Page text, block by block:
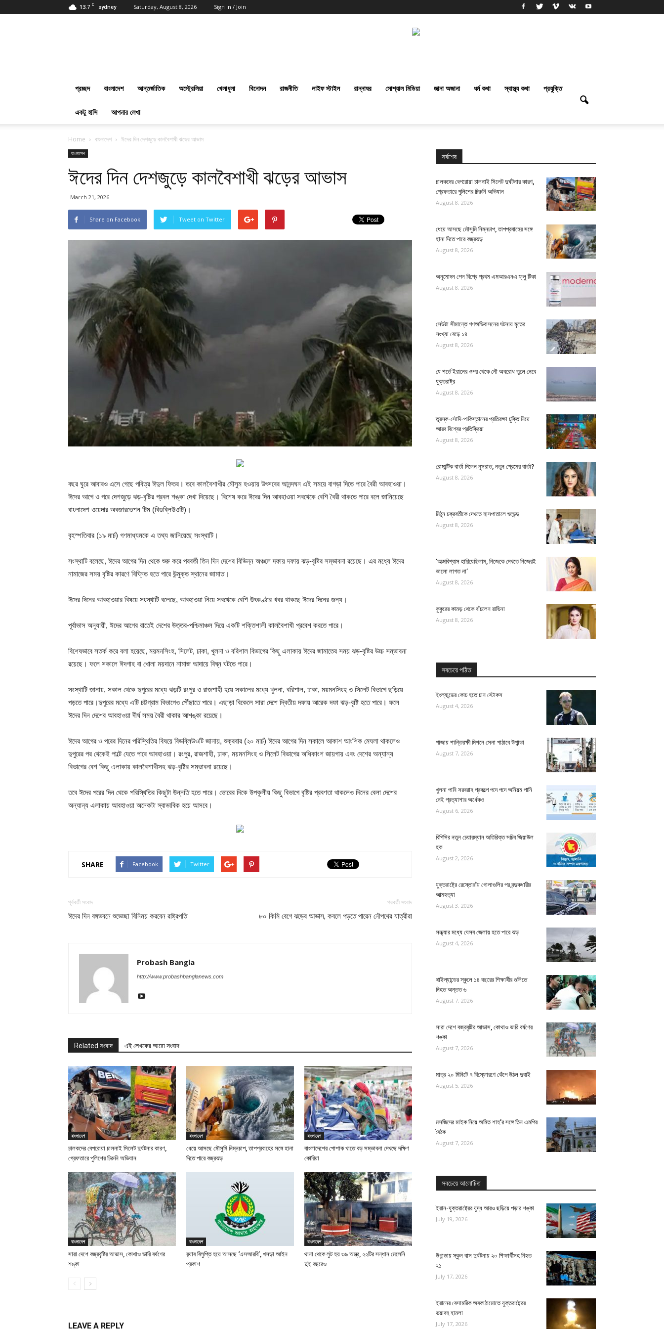
13.7 C sydney Saturday, August 8, 2026 Sign in / Join
Bangla
প্রচ্ছদ বাংলাদেশ আন্তর্জাতিক অস্ট্রেলিয়া খেলাধুলা বিনোদন রাজনীতি লাইফ স্টাইল রান্নাঘর সোশ্যাল মিডিয়া জানা অজানা ধর্ম কথা স্বাস্থ্য কথা প্রযুক্তি
একটু হাসি আপনার লেখা
Home বাংলাদেশ ঈদের দিন দেশজুড়ে কালবৈশাখী ঝড়ের আভাস
বাংলাদেশ
ঈদের দিন দেশজুড়ে কালবৈশাখী ঝড়ের আভাস
March 21, 2026
Share on Facebook Tweet on Twitter
বছর ঘুরে আবারও এসে গেছে পবিত্র ঈদুল ফিতর। তবে কালবৈশাখীর মৌসুম হওয়ায় উৎসবের আনন্দঘন এই সময়ে বাগড়া দিতে পারে বৈরী আবহাওয়া।
ঈদের আগে ও পরে দেশজুড়ে ঝড়-বৃষ্টির প্রবল শঙ্কা দেখা দিয়েছে। বিশেষ করে ঈদের দিন আবহাওয়া সবথেকে বেশি বৈরী থাকতে পারে বলে জানিয়েছে
বাংলাদেশ ওয়েদার অবজারভেশন টিম (বিডব্লিউওটি)।
বৃহস্পতিবার (১৯ মার্চ) গণমাধ্যমকে এ তথ্য জানিয়েছে সংস্থাটি।
সংস্থাটি বলেছে, ঈদের আগের দিন থেকে শুরু করে পরবর্তী তিন দিন দেশের বিভিন্ন অঞ্চলে দফায় দফায় ঝড়-বৃষ্টির সম্ভাবনা রয়েছে। এর মধ্যে ঈদের
নামাজের সময় বৃষ্টির কারণে বিঘ্নিত হতে পারে উন্মুক্ত স্থানের জামাত।
ঈদের দিনের আবহাওয়ার বিষয়ে সংস্থাটি বলেছে, আবহাওয়া নিয়ে সবথেকে বেশি উৎকণ্ঠার খবর থাকছে ঈদের দিনের জন্য।
পূর্বাভাস অনুযায়ী, ঈদের আগের রাতেই দেশের উত্তর-পশ্চিমাঞ্চল দিয়ে একটি শক্তিশালী কালবৈশাখী প্রবেশ করতে পারে।
বিশেষভাবে সতর্ক করে বলা হয়েছে, ময়মনসিংহ, সিলেট, ঢাকা, খুলনা ও বরিশাল বিভাগের কিছু এলাকায় ঈদের জামাতের সময় ঝড়-বৃষ্টির উচ্চ সম্ভাবনা
রয়েছে। ফলে সকালে ঈদগাহ বা খোলা ময়দানে নামাজ আদায়ে বিঘ্ন ঘটতে পারে।
সংস্থাটি জানায়, সকাল থেকে দুপুরের মধ্যে ঝড়টি রংপুর ও রাজশাহী হয়ে সকালের মধ্যে খুলনা, বরিশাল, ঢাকা, ময়মনসিংহ ও সিলেট বিভাগে ছড়িয়ে
পড়তে পারে।দুপুরের মধ্যে এটি চট্টগ্রাম বিভাগেও পৌঁছাতে পারে। এছাড়া বিকেলে সারা দেশে দ্বিতীয় দফায় আরেক দফা ঝড়-বৃষ্টি হতে পারে। ফলে
ঈদের দিন দেশের আবহাওয়া দীর্ঘ সময় বৈরী থাকার আশঙ্কা রয়েছে।
ঈদের আগের ও পরের দিনের পরিস্থিতির বিষয়ে বিডব্লিউওটি জানায়, শুক্রবার (২০ মার্চ) ঈদের আগের দিন সকালে আকাশ আংশিক মেঘলা থাকলেও
দুপুরের পর থেকেই পাল্টে যেতে পারে আবহাওয়া। রংপুর, রাজশাহী, ঢাকা, ময়মনসিংহ ও সিলেট বিভাগের অধিকাংশ জায়গায় এবং দেশের অন্যান্য
বিভাগের বেশ কিছু এলাকায় কালবৈশাখীসহ ঝড়-বৃষ্টির সম্ভাবনা রয়েছে।
তবে ঈদের পরের দিন থেকে পরিস্থিতির কিছুটা উন্নতি হতে পারে। ভোরের দিকে উপকূলীয় কিছু বিভাগে বৃষ্টির প্রবণতা থাকলেও দিনের বেলা দেশের
অন্যান্য এলাকায় আবহাওয়া অনেকটা স্বাভাবিক হয়ে আসবে।
SHARE Facebook Twitter
পূর্ববর্তী সংবাদ
ঈদের দিন বঙ্গভবনে শুভেচ্ছা বিনিময় করবেন রাষ্ট্রপতি
পরবর্তী সংবাদ
৮০ কিমি বেগে ঝড়ের আভাস, কবলে পড়তে পারেন নৌপথের যাত্রীরা
Probash Bangla
http://www.probashbanglanews.com
Related সংবাদ এই লেখকের আরো সংবাদ
বাংলাদেশ
চালকদের বেপরোয়া চালনাই সিলেট দুর্ঘটনার কারণ,
গ্রেফতারে পুলিশের চিরুনি অভিযান
বাংলাদেশ
ধেয়ে আসছে মৌসুমি নিম্নচাপ, তাপপ্রবাহের সঙ্গে হানা
দিতে পারে বজ্রঝড়
বাংলাদেশ
বাংলাদেশের পোশাক খাতে বড় সম্ভাবনা দেখছে দক্ষিণ
কোরিয়া
বাংলাদেশ
সারা দেশে বজ্রবৃষ্টির আভাস, কোথাও ভারি বর্ষণের
শঙ্কা
বাংলাদেশ
র‍্যাব বিলুপ্তি হয়ে আসছে ‘এসআরবি’, খসড়া আইন
প্রকাশ
বাংলাদেশ
থানা থেকে লুট হয় ৩৯ অস্ত্র, ২২টির সন্ধান মেলেনি
দুই বছরেও
LEAVE A REPLY
সর্বশেষ
চালকদের বেপরোয়া চালনাই সিলেট দুর্ঘটনার কারণ,
গ্রেফতারে পুলিশের চিরুনি অভিযান
August 8, 2026
ধেয়ে আসছে মৌসুমি নিম্নচাপ, তাপপ্রবাহের সঙ্গে
হানা দিতে পারে বজ্রঝড়
August 8, 2026
অনুমোদন পেল বিশ্বে প্রথম এমআরএনএ ফ্লু টিকা
August 8, 2026
সেউটা সীমান্তে গণঅভিবাসনের ঘটনায় মৃতের
সংখ্যা বেড়ে ১৪
August 8, 2026
যে শর্তে ইরানের ওপর থেকে নৌ অবরোধ তুলে নেবে
যুক্তরাষ্ট্র
August 8, 2026
তুরস্ক-সৌদি-পাকিস্তানের প্রতিরক্ষা চুক্তি নিয়ে
আরব বিশ্বের প্রতিক্রিয়া
August 8, 2026
রোমান্টিক বার্তা দিলেন নুসরাত, নতুন প্রেমের বার্তা?
August 8, 2026
মিঠুন চক্রবর্তীকে দেখতে হাসপাতালে শুভেন্দু
August 8, 2026
‘আত্মবিশ্বাস হারিয়েছিলাম, নিজেকে দেখতে নিজেরই
ভালো লাগত না’
August 8, 2026
কুকুরের কামড় থেকে বাঁচলেন রাভিনা
August 8, 2026
সবচেয়ে পঠিত
ইংল্যান্ডের কোচ হতে চান স্টোকস
August 4, 2026
গাজায় শান্তিরক্ষী মিশনে সেনা পাঠাবে উগান্ডা
August 7, 2026
খুলনা পানি সরবরাহ প্রকল্পে পদে পদে অনিয়ম পানি
নেই প্রত্যাশার অর্ধেকও
August 6, 2026
বিপিসির নতুন চেয়ারম্যান অতিরিক্ত সচিব জিয়াউল
হক
August 2, 2026
যুক্তরাষ্ট্রে রেস্তোরাঁয় গোলাগুলির পর বন্দুকধারীর
আত্মহত্যা
August 3, 2026
সন্ধ্যার মধ্যে যেসব জেলায় হতে পারে ঝড়
August 4, 2026
থাইল্যান্ডের স্কুলে ১৪ বছরের শিক্ষার্থীর গুলিতে
নিহত অন্তত ৬
August 7, 2026
সারা দেশে বজ্রবৃষ্টির আভাস, কোথাও ভারি বর্ষণের
শঙ্কা
August 7, 2026
মাত্র ২০ মিনিটে ৭ বিস্ফোরণে কেঁপে উঠল দুবাই
August 5, 2026
মসজিদের মাইক নিয়ে অমিত শাহ’র সঙ্গে তিন এমপির
বৈঠক
August 7, 2026
সবচেয়ে আলোচিত
ইরান-যুক্তরাষ্ট্রের যুদ্ধ আরও ছড়িয়ে পড়ার শঙ্কা
July 19, 2026
উগান্ডায় স্কুল বাস দুর্ঘটনায় ২০ শিক্ষার্থীসহ নিহত
২১
July 17, 2026
ইরানের বেসামরিক অবকাঠামোতে যুক্তরাষ্ট্রের
ভয়াবহ হামলা
July 17, 2026